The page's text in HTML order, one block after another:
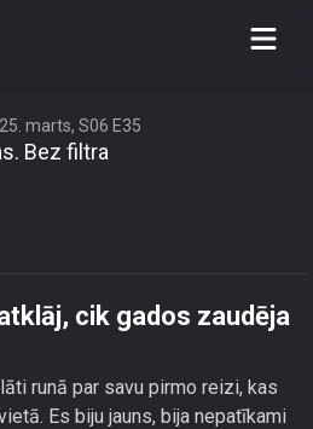
atklāj, cik gados
marts, S06 E35
Bez filtra
cik gados zaudēja
runā par savu pirmo reizi, kas
Es biju jauns, bija nepatīkami